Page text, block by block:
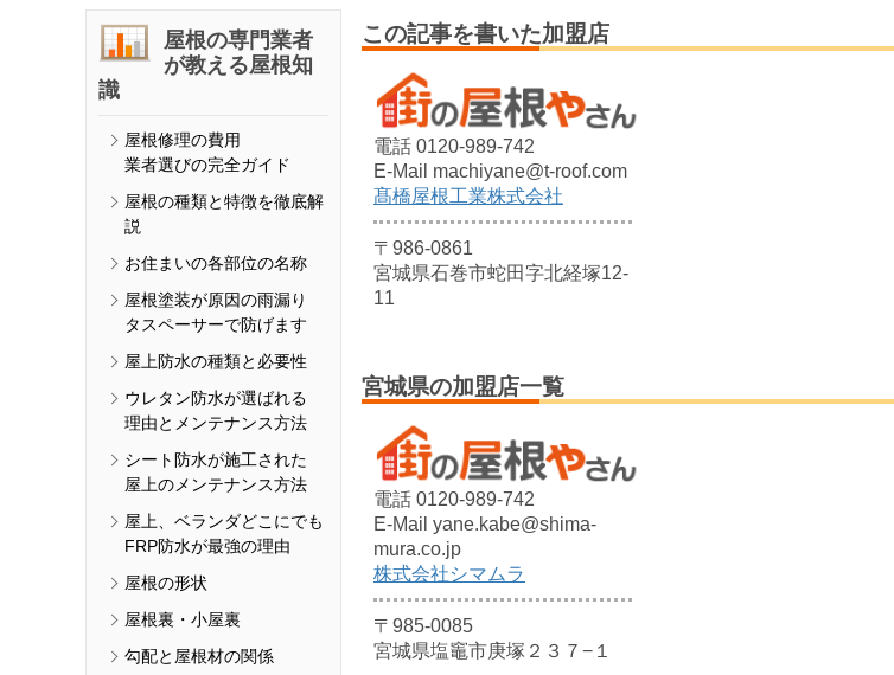
屋根の専門業者
が教える屋根知
識
屋根修理の費用
業者選びの完全ガイド
屋根の種類と特徴を徹底解
説
お住まいの各部位の名称
屋根塗装が原因の雨漏り
タスペーサーで防げます
屋上防水の種類と必要性
ウレタン防水が選ばれる
理由とメンテナンス方法
シート防水が施工された
屋上のメンテナンス方法
屋上、ベランダどこにでも
FRP防水が最強の理由
屋根の形状
屋根裏・小屋裏
勾配と屋根材の関係
この記事を書いた加盟店
電話 0120-989-742
E-Mail machiyane@t-roof.com
髙橋屋根工業株式会社
〒986-0861
宮城県石巻市蛇田字北経塚12-
11
宮城県の加盟店一覧
電話 0120-989-742
E-Mail yane.kabe@shima-
mura.co.jp
株式会社シマムラ
〒985-0085
宮城県塩竈市庚塚２３７−１